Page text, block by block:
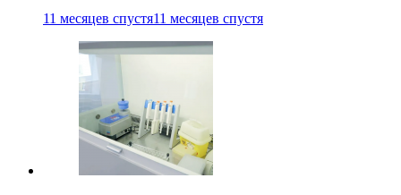
11 месяцев спустя11 месяцев спустя